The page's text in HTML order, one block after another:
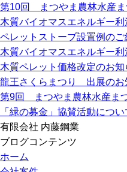
第10回 まつやま農林水産
木質バイオマスエネルギー
ペレットストーブ設置例のご
木質バイオマスエネルギー
木質ペレット価格改定のお知
龍王さくらまつり 出展のお
第9回 まつやま農林水産ま
「緑の募金」協賛活動につい
有限会社 内藤鋼業
ブログコンテンツ
ホーム